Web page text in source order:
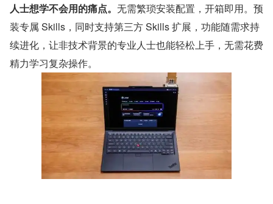
人士想学不会用的痛点。 无需繁琐安装配置，开箱即用。预
装专属 Skills，同时支持第三方 Skills 扩展，功能随需求持
续进化，让非技术背景的专业人士也能轻松上手，无需花费
精力学习复杂操作。